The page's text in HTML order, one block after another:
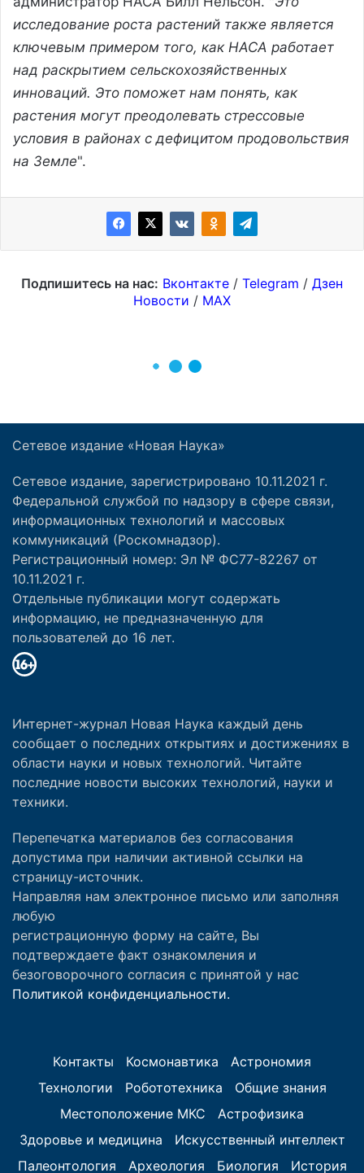
Сетевое издание «Новая Наука»
Сетевое издание, зарегистрировано 10.11.2021 г.
Федеральной службой по надзору в сфере связи,
информационных технологий и массовых
коммуникаций (Роскомнадзор).
Регистрационный номер: Эл № ФС77-82267 от
10.11.2021 г.
Отдельные публикации могут содержать
информацию, не предназначенную для
пользователей до 16 лет.
Интернет-журнал Новая Наука каждый день
сообщает о последних открытиях и достижениях в
области науки и новых технологий. Читайте
последние новости высоких технологий, науки и
техники.
Перепечатка материалов без согласования
допустима при наличии активной ссылки на
страницу-источник.
Направляя нам электронное письмо или заполняя
любую
регистрационную форму на сайте, Вы
подтверждаете факт ознакомления и
безоговорочного согласия с принятой у нас
Политикой конфиденциальности.
Контакты Космонавтика
Астрономия
Технологии
Робототехника
Общие знания
Местоположение МКС
Астрофизика
Здоровье и медицина
Искусственный интеллект
Палеонтология
Археология Биология История